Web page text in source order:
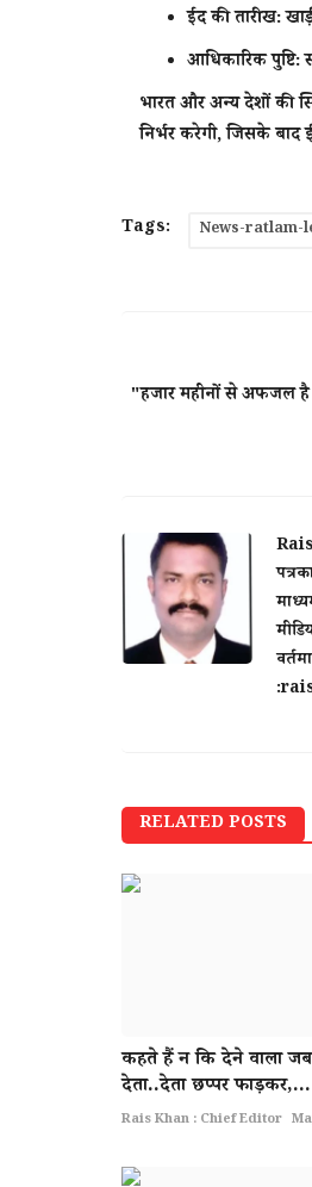
ईद की तारीख:
आधिकारिक पुष्टि:
भारत और अन्य देशों की
निर्भर करेगी, जिसके बाद
Tags: News-ratlam-
"हजार महीनों से अफजल
RELATED POSTS
कहते हैं न कि देने वाला
देता..देता छप्पर फाड़कर,...
Rais Khan : Chief Editor
मरते दम तक
अवधेश कुमार
Rais Khan :
News-ratlam-
ratlamnews-